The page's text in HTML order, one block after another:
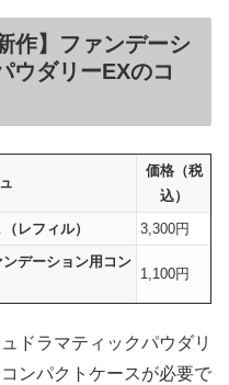
作】ファンデーシ
ウダリーEXのコ
価格（税
込）
レフィル）
3,300円
デーション用コン
1,100円
ドラマティックパウダリ
ンパクトケースが必要で